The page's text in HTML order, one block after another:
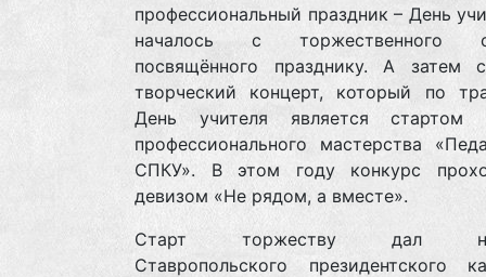
профессиональный праздник – День
началось с торжественного
посвящённого празднику. А затем
творческий концерт, который по
День учителя является стартом
профессионального мастерства
СПКУ». В этом году конкурс
девизом «Не рядом, а вместе».
Старт торжеству дал
Ставропольского президентского